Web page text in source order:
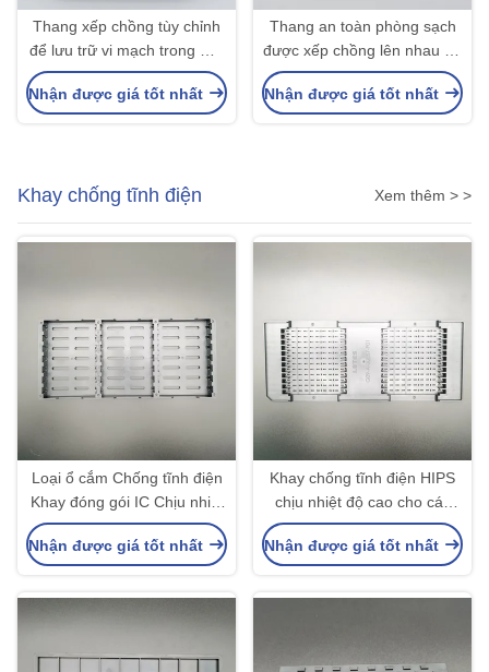
Thang xếp chồng tùy chỉnh
để lưu trữ vi mạch trong môi
trường nhạy cảm với tĩnh
điện Nhiệt độ 80 °C-180 °C
Nhận được giá tốt nhất
Thang an toàn phòng sạch
được xếp chồng lên nhau để
lưu trữ chip và hoạt động tự
động Warpage 0.2mm
Nhận được giá tốt nhất
Khay chống tĩnh điện Xem thêm > >
Loại ổ cắm Chống tĩnh điện
Khay đóng gói IC Chịu nhiệt
độ cao
Nhận được giá tốt nhất
Khay chống tĩnh điện HIPS
chịu nhiệt độ cao cho các
linh kiện điện tử
Nhận được giá tốt nhất